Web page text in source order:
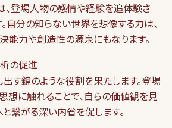
、登場人物の感情や経験を追体験さ
自分の知らない世界を想像する力は、
能力や創造性の源泉にもなります。
の促進
す鏡のような役割を果たします。登場
想に触れることで、自らの価値観を見
と繋がる深い内省を促します。